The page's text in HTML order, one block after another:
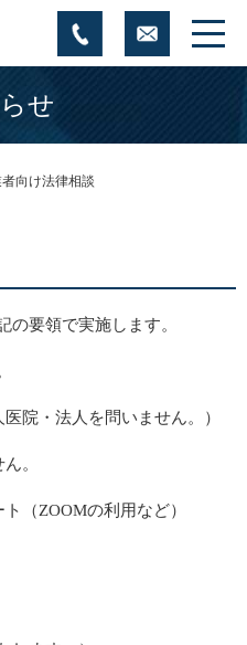
せ
向け法律相談
の要領で実施します。
院・法人を問いません。）
。
ZOOMの利用など）